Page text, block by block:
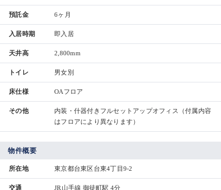
預託金 6ヶ月
入居時期 即入居
天井高 2,800mm
トイレ 男女別
床仕様 OAフロア
その他
内装・什器付きフルセットアップオフィス（付属内容
はフロアにより異なります）
物件概要
所在地 東京都台東区台東4丁目9-2
交通 JR山手線 御徒町駅 4分